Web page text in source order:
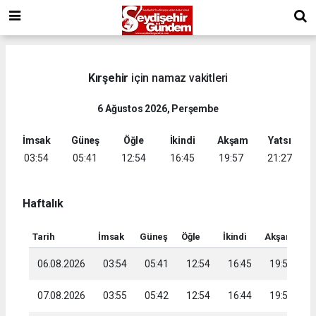
Kırşehir için namaz vakitleri
6 Ağustos 2026, Perşembe
İmsak
03:54
Güneş
05:41
Öğle
12:54
İkindi
16:45
Akşam
19:57
Yatsı
21:27
Haftalık
Tarih İmsak Güneş Öğle İkindi Akşam
06.08.2026 03:54 05:41 12:54 16:45 19:57
07.08.2026 03:55 05:42 12:54 16:44 19:56